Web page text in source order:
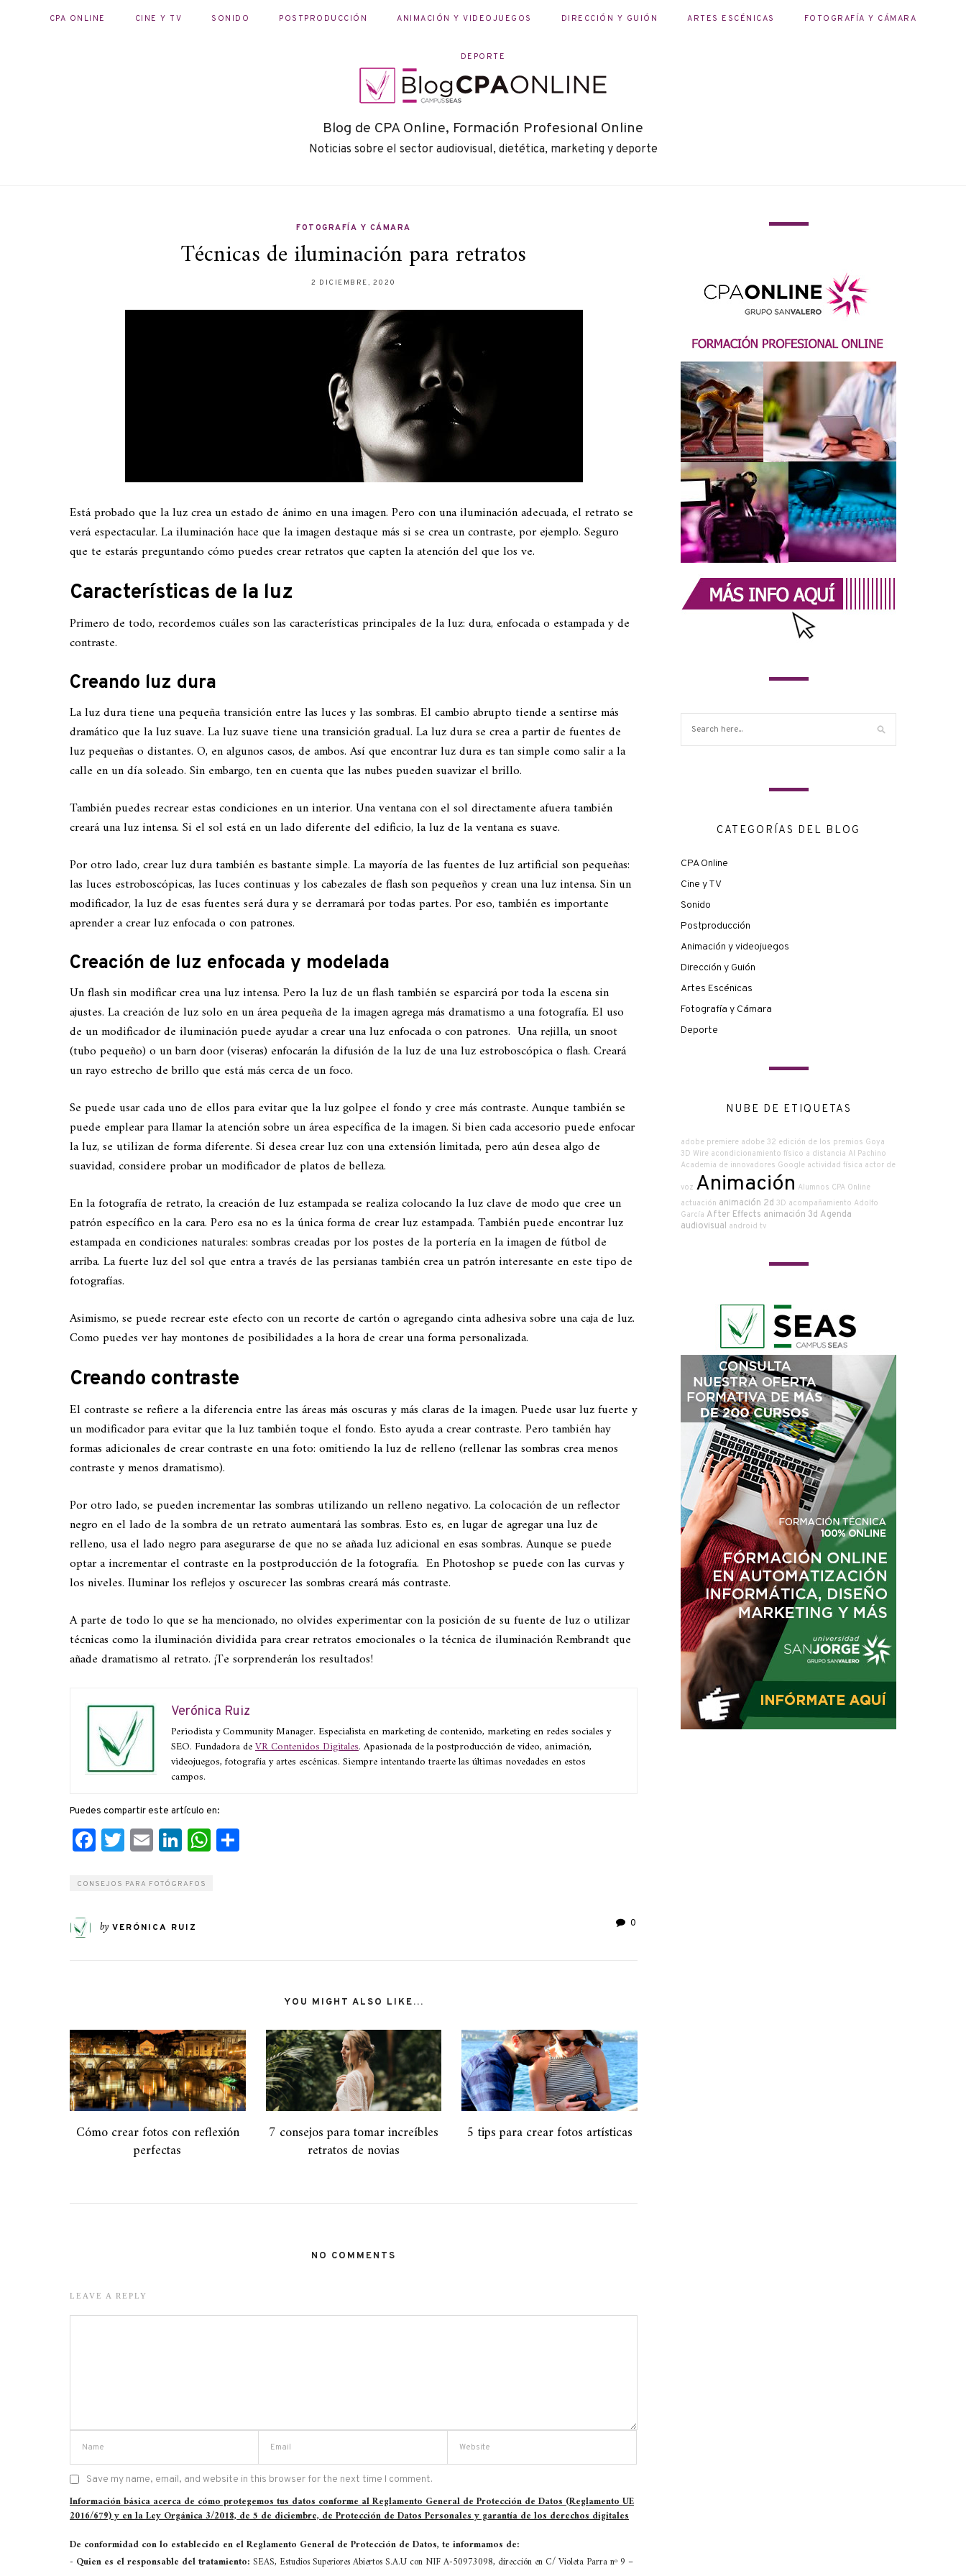
CPA ONLINE CINE Y TV SONIDO POSTPRODUCCIÓN ANIMACIÓN Y VIDEOJUEGOS DIRECCIÓN Y GUIÓN ARTES ESCÉNICAS FOTOGRAFÍA Y CÁMARA
DEPORTE
Blog de CPA Online, Formación Profesional Online
Noticias sobre el sector audiovisual, dietética, marketing y deporte
FOTOGRAFÍA Y CÁMARA
Técnicas de iluminación para retratos
2 DICIEMBRE, 2020
Está probado que la luz crea un estado de ánimo en una imagen. Pero con una iluminación adecuada, el retrato se
verá espectacular. La iluminación hace que la imagen destaque más si se crea un contraste, por ejemplo. Seguro
que te estarás preguntando cómo puedes crear retratos que capten la atención del que los ve.
Características de la luz
Primero de todo, recordemos cuáles son las características principales de la luz: dura, enfocada o estampada y de
contraste.
Creando luz dura
La luz dura tiene una pequeña transición entre las luces y las sombras. El cambio abrupto tiende a sentirse más
dramático que la luz suave. La luz suave tiene una transición gradual. La luz dura se crea a partir de fuentes de
luz pequeñas o distantes. O, en algunos casos, de ambos. Así que encontrar luz dura es tan simple como salir a la
calle en un día soleado. Sin embargo, ten en cuenta que las nubes pueden suavizar el brillo.
También puedes recrear estas condiciones en un interior. Una ventana con el sol directamente afuera también
creará una luz intensa. Si el sol está en un lado diferente del edificio, la luz de la ventana es suave.
Por otro lado, crear luz dura también es bastante simple. La mayoría de las fuentes de luz artificial son pequeñas:
las luces estroboscópicas, las luces continuas y los cabezales de flash son pequeños y crean una luz intensa. Sin un
modificador, la luz de esas fuentes será dura y se derramará por todas partes. Por eso, también es importante
aprender a crear luz enfocada o con patrones.
Creación de luz enfocada y modelada
Un flash sin modificar crea una luz intensa. Pero la luz de un flash también se esparcirá por toda la escena sin
ajustes. La creación de luz solo en un área pequeña de la imagen agrega más dramatismo a una fotografía. El uso
de un modificador de iluminación puede ayudar a crear una luz enfocada o con patrones. Una rejilla, un snoot
(tubo pequeño) o un barn door (viseras) enfocarán la difusión de la luz de una luz estroboscópica o flash. Creará
un rayo estrecho de brillo que está más cerca de un foco.
Se puede usar cada uno de ellos para evitar que la luz golpee el fondo y cree más contraste. Aunque también se
puede emplear para llamar la atención sobre un área específica de la imagen. Si bien cada accesorio puede enfocar
la luz, se utilizan de forma diferente. Si desea crear luz con una extensión limitada, pero aún desea algo de
suavidad, considere probar un modificador de platos de belleza.
En la fotografía de retrato, la creación de luz estampada se realiza colocando la luz clave de modo que cree un
patrón específico en la cara. Pero esa no es la única forma de crear luz estampada. También puede encontrar luz
estampada en condiciones naturales: sombras creadas por los postes de la portería en la imagen de fútbol de
arriba. La fuerte luz del sol que entra a través de las persianas también crea un patrón interesante en este tipo de
fotografías.
Asimismo, se puede recrear este efecto con un recorte de cartón o agregando cinta adhesiva sobre una caja de luz.
Como puedes ver hay montones de posibilidades a la hora de crear una forma personalizada.
Creando contraste
El contraste se refiere a la diferencia entre las áreas más oscuras y más claras de la imagen. Puede usar luz fuerte y
un modificador para evitar que la luz también toque el fondo. Esto ayuda a crear contraste. Pero también hay
formas adicionales de crear contraste en una foto: omitiendo la luz de relleno (rellenar las sombras crea menos
contraste y menos dramatismo).
Por otro lado, se pueden incrementar las sombras utilizando un relleno negativo. La colocación de un reflector
negro en el lado de la sombra de un retrato aumentará las sombras. Esto es, en lugar de agregar una luz de
relleno, usa el lado negro para asegurarse de que no se añada luz adicional en esas sombras. Aunque se puede
optar a incrementar el contraste en la postproducción de la fotografía. En Photoshop se puede con las curvas y
los niveles. Iluminar los reflejos y oscurecer las sombras creará más contraste.
A parte de todo lo que se ha mencionado, no olvides experimentar con la posición de su fuente de luz o utilizar
técnicas como la iluminación dividida para crear retratos emocionales o la técnica de iluminación Rembrandt que
añade dramatismo al retrato. ¡Te sorprenderán los resultados!
Verónica Ruiz
Periodista y Community Manager. Especialista en marketing de contenido, marketing en redes sociales y
SEO. Fundadora deVR Contenidos Digitales. Apasionada de la postproducción de vídeo, animación,
videojuegos, fotografía y artes escénicas. Siempre intentando traerte las últimas novedades en estos
campos.
Puedes compartir este artículo en:
Facebook
Twitter
EmailLinkedIn
WhatsApp
CONSEJOS PARA FOTÓGRAFOS
by VERÓNICA RUIZ 0
YOU MIGHT ALSO LIKE...
Cómo crear fotos con reflexión
perfectas
7 consejos para tomar increíbles
retratos de novias
5 tips para crear fotos artísticas
NO COMMENTS
LEAVE A REPLY
Save my name, email, and website in this browser for the next time I comment.
Información básica acerca de cómo protegemos tus datos conforme al Reglamento General de Protección de Datos (Reglamento UE
2016/679) y en la Ley Orgánica 3/2018, de 5 de diciembre, de Protección de Datos Personales y garantía de los derechos digitales
De conformidad con lo establecido en el Reglamento General de Protección de Datos, te informamos de:
- Quien es el responsable del tratamiento: SEAS, Estudios Superiores Abiertos S.A.U con NIF A-50973098, dirección en C/ Violeta Parra nº 9 –
CATEGORÍAS DEL BLOG
CPA Online
Cine y TV
Sonido
Postproducción
Animación y videojuegos
Dirección y Guión
Artes Escénicas
Fotografía y Cámara
Deporte
NUBE DE ETIQUETAS
adobe premiere adobe 32 edición de los premios Goya
3D Wire acondicionamiento físico a distancia Al Pachino
Academia de innovadores Google actividad física actor de
voz Animación Alumnos CPA Online
actuación animación 2d 3D acompañamiento Adolfo
García After Effects animación 3d Agenda
audiovisual android tv